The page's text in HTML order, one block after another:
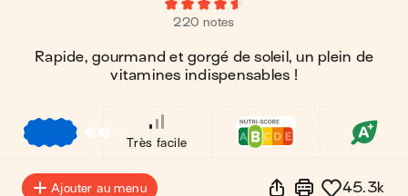
220 notes
Rapide, gourmand et gorgé de soleil, un plein de
vitamines indispensables !
€€
Très facile
Ajouter au menu 45.3k